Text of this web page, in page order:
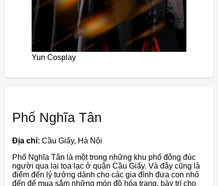
Yun Cosplay
Phố Nghĩa Tân
Địa chỉ: Cầu Giấy, Hà Nội
Phố Nghĩa Tân là một trong những khu phố đông đúc
người qua lại tọa lạc ở quận Cầu Giấy. Và đây cũng là
điểm đến lý tưởng dành cho các gia đình đưa con nhỏ
đến để mua sắm những món đồ hóa trang, bày trí cho